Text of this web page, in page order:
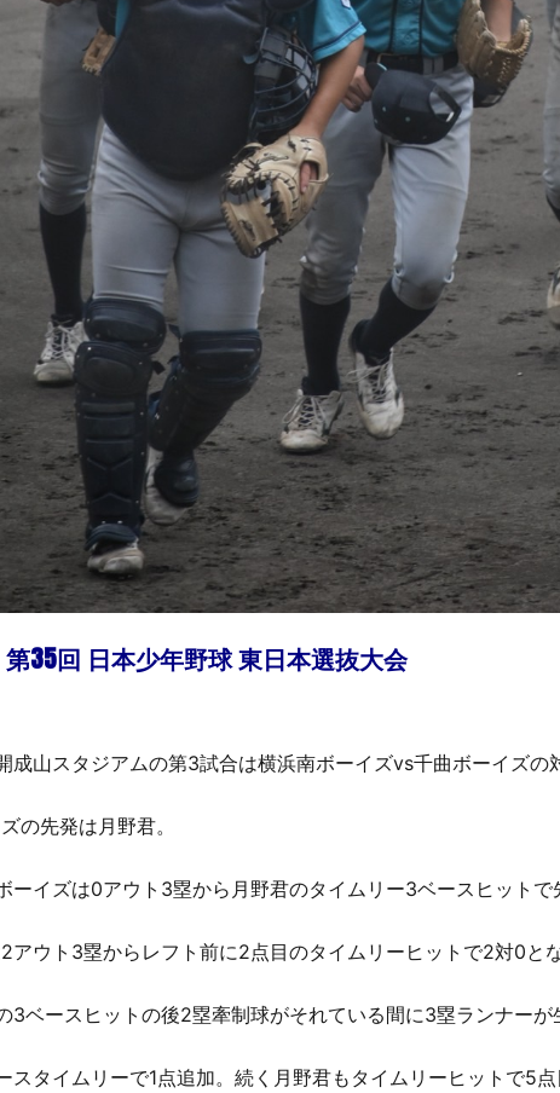
35回 日本少年野球 東日本選抜大会
成山スタジアムの第3試合は横浜南ボーイズvs千曲ボーイズの
の先発は月野君。
ーイズは0アウト3塁から月野君のタイムリー3ベースヒットで
アウト3塁からレフト前に2点目のタイムリーヒットで2対0とな
3ベースヒットの後2塁牽制球がそれている間に3塁ランナーが
スタイムリーで1点追加。続く月野君もタイムリーヒットで5点